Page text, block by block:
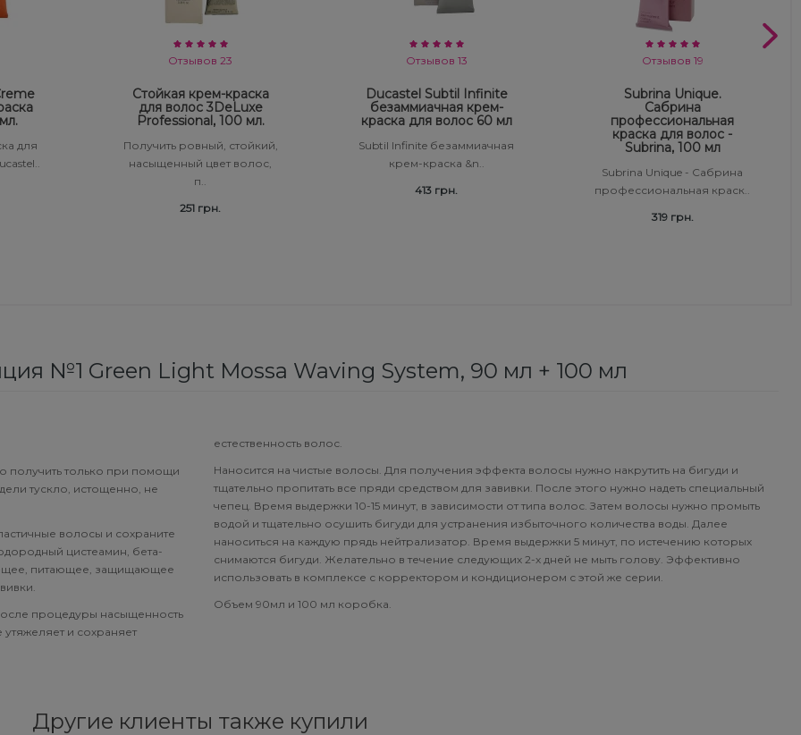
для
Отзывов 23
Стойкая крем-краска
для волос 3DeLuxe
Professional, 100 мл.
Получить ровный, стойкий,
насыщенный цвет волос,
п..
251 грн.
Отзывов 13
Ducastel Subtil Infinite
безаммиачная крем-
краска для волос 60 мл
Subtil Infinite безаммиачная
крем-краска &n..
413 грн.
Отзывов 19
Subrina Unique.
Сабрина
профессиональная
краска для волос -
Subrina, 100 мл
Subrina Unique - Сабрина
профессиональная краск..
319 грн.
№1 Green Light Mossa Waving System, 90 мл + 100 мл
получить только при помощи
тускло, истощенно, не
волосы и сохраните
цистеамин, бета-
питающее, защищающее
процедуры насыщенность
утяжеляет и сохраняет
естественность волос.
Наносится на чистые волосы. Для получения эффекта волосы нужно накрутить на бигуди и
тщательно пропитать все пряди средством для завивки. После этого нужно надеть специальный
чепец. Время выдержки 10-15 минут, в зависимости от типа волос. Затем волосы нужно промыть
водой и тщательно осушить бигуди для устранения избыточного количества воды. Далее
наноситься на каждую прядь нейтрализатор. Время выдержки 5 минут, по истечению которых
снимаются бигуди. Желательно в течение следующих 2-х дней не мыть голову. Эффективно
использовать в комплексе с корректором и кондиционером с этой же серии.
Объем 90мл и 100 мл коробка.
Другие клиенты также купили